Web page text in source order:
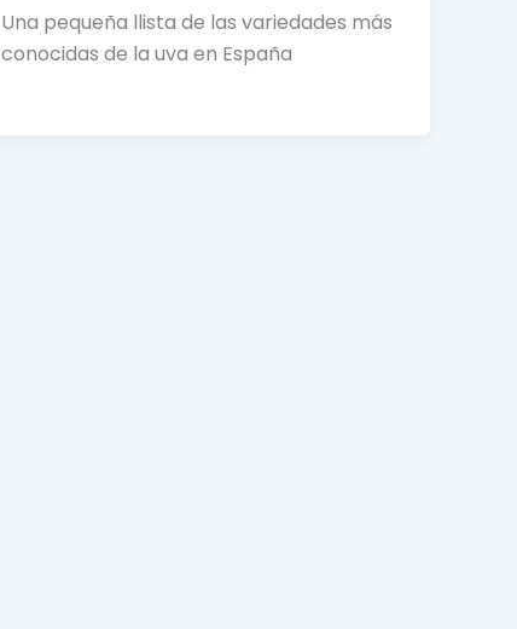
Una pequeña llista de las variedades más
conocidas de la uva en España